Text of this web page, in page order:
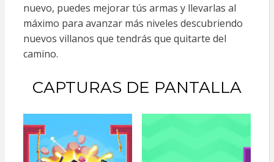
nuevo, puedes mejorar tús armas y llevarlas al
máximo para avanzar más niveles descubriendo
nuevos villanos que tendrás que quitarte del
camino.
CAPTURAS DE PANTALLA